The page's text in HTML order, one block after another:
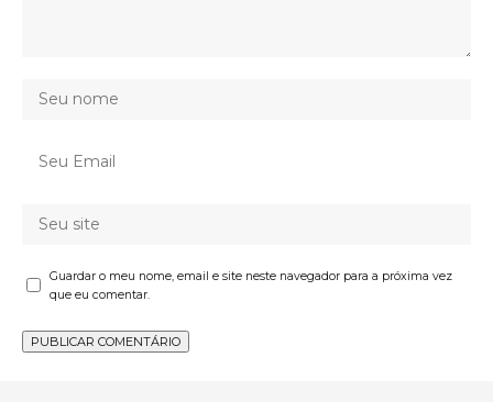
Guardar o meu nome, email e site neste navegador para a próxima vez
que eu comentar.